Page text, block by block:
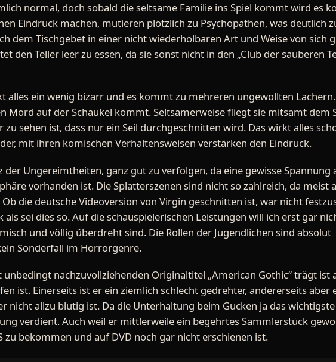
normal, doch sobald die seltsame Familie ins Spiel kommt wird es
Eindruck machen, mutieren plötzlich zu Psychopathen, was deutlich
dem Tischgebet in einer nicht wiederholbaren Art und Weise von sich
den Teller leer zu essen, da sie sonst nicht in den „Club der sauberen
alles ein wenig bizarr und es kommt zu mehreren ungewollten
Mord auf der Schaukel kommt. Seltsamerweise fliegt sie mitsamt dem
sehen ist, dass nur ein Seil durchgeschnitten wird. Das wirkt alles
mit ihren komischen Verhaltensweisen verstärken den Eindruck.
der Ungereimtheiten, ganz gut zu verfolgen, da eine gewisse
vorhanden ist. Die Splatterszenen sind nicht so zahlreich, da meist
die deutsche Videoversion von Virgin geschnitten ist, war nicht
sei dies so. Auf die schauspielerischen Leistungen will ich erst gar
und völlig überdreht sind. Die Rollen der Jugendlichen sind absolut
Sonderfall im Horrorgenre.
unbedingt nachzuvollziehenden Originaltitel „American Gothic“ trägt ist
ist. Einerseits ist er ein ziemlich schlecht gedrehter, andererseits aber
nicht allzu blutig ist. Da die Unterhaltung beim Gucken ja das
verdient. Auch weil er mittlerweile ein begehrtes Sammlerstück
zu bekommen und auf DVD noch gar nicht erschienen ist.